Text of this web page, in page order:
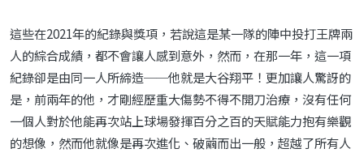
這些在2021年的紀錄與獎項，若說這是某一隊的陣中投打王牌兩
人的綜合成績，都不會讓人感到意外，然而，在那一年，這一項
紀錄卻是由同一人所締造──他就是大谷翔平！更加讓人驚訝的
是，前兩年的他，才剛經歷重大傷勢不得不開刀治療，沒有任何
一個人對於他能再次站上球場發揮百分之百的天賦能力抱有樂觀
的想像，然而他就像是再次進化、破繭而出一般，超越了所有人